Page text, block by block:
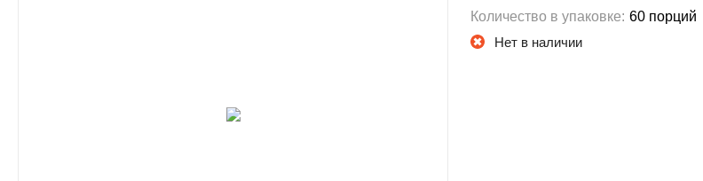
Количество в упаковке: 60 порций
Нет в наличии